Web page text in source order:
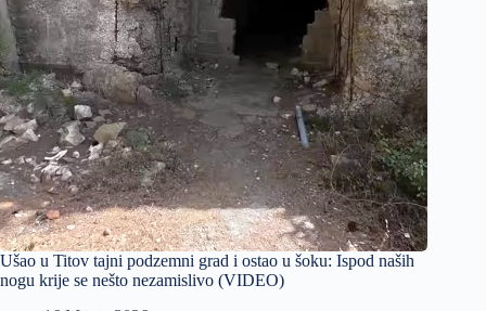
Ušao u Titov tajni podzemni grad i ostao u šoku: Ispod naših
nogu krije se nešto nezamislivo (VIDEO)